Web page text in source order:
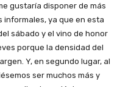
gustaría disponer de más
informales, ya que en esta
sábado y el vino de honor
porque la densidad del
Y, en segundo lugar, al
ser muchos más y